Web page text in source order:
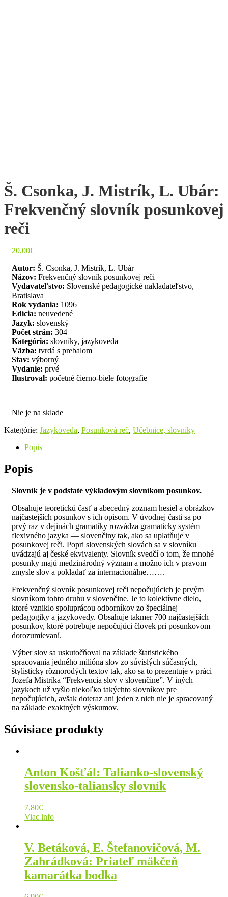
Š. Csonka, J. Mistrík, L. Ubár:
Frekvenčný slovník posunkovej
reči
20,00€
Autor: Š. Csonka, J. Mistrík, L. Ubár
Názov: Frekvenčný slovník posunkovej reči
Vydavateľstvo: Slovenské pedagogické nakladateľstvo,
Bratislava
Rok vydania: 1096
Edícia: neuvedené
Jazyk: slovenský
Počet strán: 304
Kategória: slovníky, jazykoveda
Väzba: tvrdá s prebalom
Stav: výborný
Vydanie: prvé
Ilustroval: početné čierno-biele fotografie
Nie je na sklade
Kategórie: Jazykoveda, Posunková reč, Učebnice, slovníky
Popis
Popis
Slovník je v podstate výkladovým slovníkom posunkov.
Obsahuje teoretickú časť a abecedný zoznam hesiel a obrázkov
najčastejších posunkov s ich opisom. V úvodnej časti sa po
prvý raz v dejinách gramatiky rozvádza gramaticky systém
flexivného jazyka — slovenčiny tak, ako sa uplatňuje v
posunkovej reči. Popri slovenských slovách sa v slovníku
uvádzajú aj české ekvivalenty. Slovník svedčí o tom, že mnohé
posunky majú medzinárodný význam a možno ich v pravom
zmysle slov a pokladať za internacionálne…….
Frekvenčný slovník posunkovej reči nepočujúcich je prvým
slovníkom tohto druhu v slovenčine. Je to kolektívne dielo,
ktoré vzniklo spoluprácou odborníkov zo špeciálnej
pedagogiky a jazykovedy. Obsahuje takmer 700 najčastejších
posunkov, ktoré potrebuje nepočujúci človek pri posunkovom
dorozumievaní.
Výber slov sa uskutočňoval na základe štatistického
spracovania jedného milióna slov zo súvislých súčasných,
štylisticky rôznorodých textov tak, ako sa to prezentuje v práci
Jozefa Mistríka “Frekvencia slov v slovenčine”. V iných
jazykoch už vyšlo niekoľko takýchto slovníkov pre
nepočujúcich, avšak doteraz ani jeden z nich nie je spracovaný
na základe exaktných výskumov.
Súvisiace produkty
Anton Košťál: Talianko-slovenský
slovensko-taliansky slovník
7,80€
Viac info
V. Betáková, E. Štefanovičová, M.
Zahrádková: Priateľ mäkčeň
kamarátka bodka